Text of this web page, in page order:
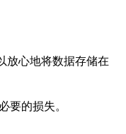
放心地将数据存储在
要的损失。